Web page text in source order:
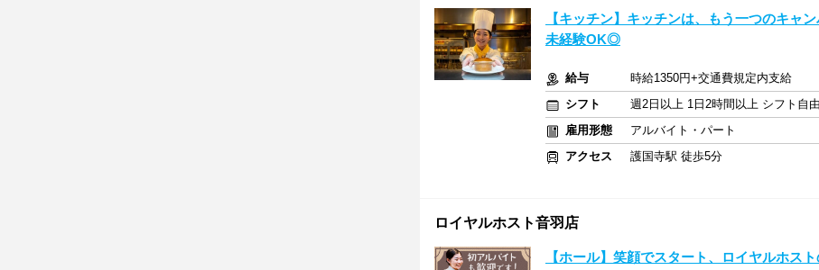
【キッチン】キッチンは、もう一つのキャ
未経験OK◎
給与
時給1350円+交通費規定内支給
シフト
週2日以上 1日2時間以上 シフト自
雇用形態
アルバイト・パート
アクセス
護国寺駅 徒歩5分
ロイヤルホスト音羽店
【ホール】笑顔でスタート、ロイヤルホス